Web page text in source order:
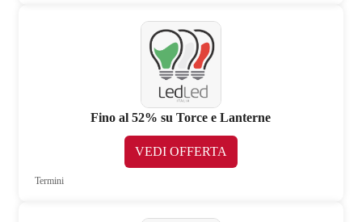
Fino al 52% su Torce e Lanterne
VEDI OFFERTA
Termini